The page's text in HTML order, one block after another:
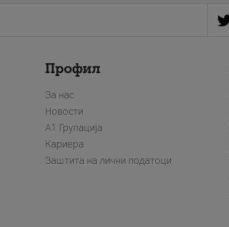
Профил
За нас
Новости
А1 Групација
Кариера
Заштита на лични податоци